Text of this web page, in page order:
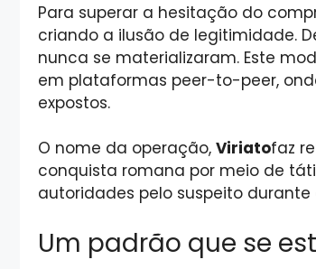
Para superar a hesitação do
criando a ilusão de legitimidade.
nunca se materializaram. Este
em plataformas peer-to-peer,
expostos.
O nome da operação, Viriatofaz
conquista romana por meio de
autoridades pelo suspeito
Um padrão que se